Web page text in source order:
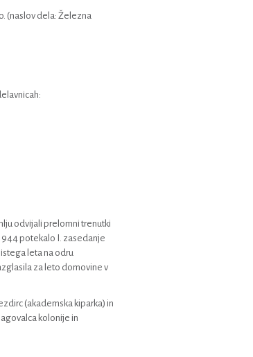
(naslov dela: Železna
odvijali prelomni trenutki
potekalo I. zasedanje
leta na odru
za leto domovine v
(akademska kiparka) in
kolonije in